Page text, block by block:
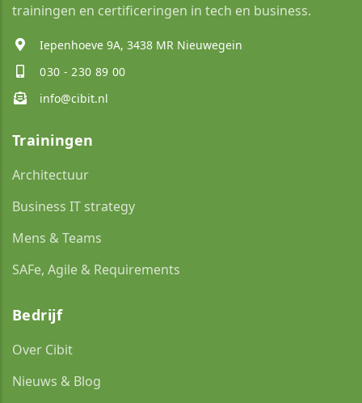
trainingen en certificeringen in tech en business.
Iepenhoeve 9A, 3438 MR Nieuwegein
030 - 230 89 00
info@cibit.nl
Trainingen
Architectuur
Business IT strategy
Mens & Teams
SAFe, Agile & Requirements
Bedrijf
Over Cibit
Nieuws & Blog